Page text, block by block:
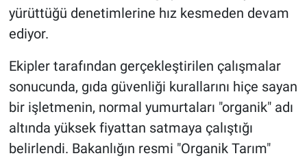
yürüttüğü denetimlerine hız kesmeden devam
ediyor.
Ekipler tarafından gerçekleştirilen çalışmalar
sonucunda, gıda güvenliği kurallarını hiçe sayan
bir işletmenin, normal yumurtaları "organik" adı
altında yüksek fiyattan satmaya çalıştığı
belirlendi. Bakanlığın resmi "Organik Tarım"